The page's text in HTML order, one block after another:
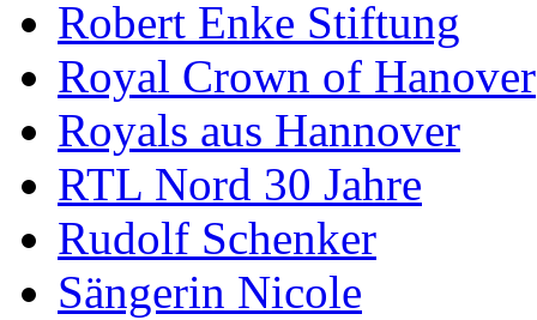
Robert Enke Stiftung
Royal Crown of Hanover
Royals aus Hannover
RTL Nord 30 Jahre
Rudolf Schenker
Sängerin Nicole